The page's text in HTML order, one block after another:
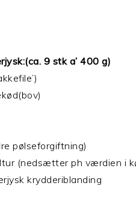
9 stk a’ 400 g)
pølseforgiftning)
(nedsætter ph værdien i
krydderiblanding